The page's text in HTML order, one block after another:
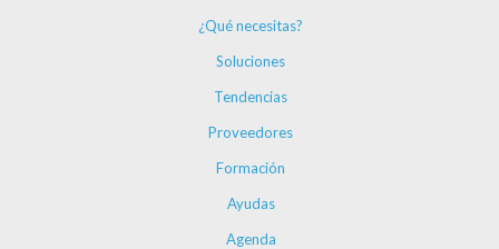
¿Qué necesitas?
Soluciones
Tendencias
Proveedores
Formación
Ayudas
Agenda